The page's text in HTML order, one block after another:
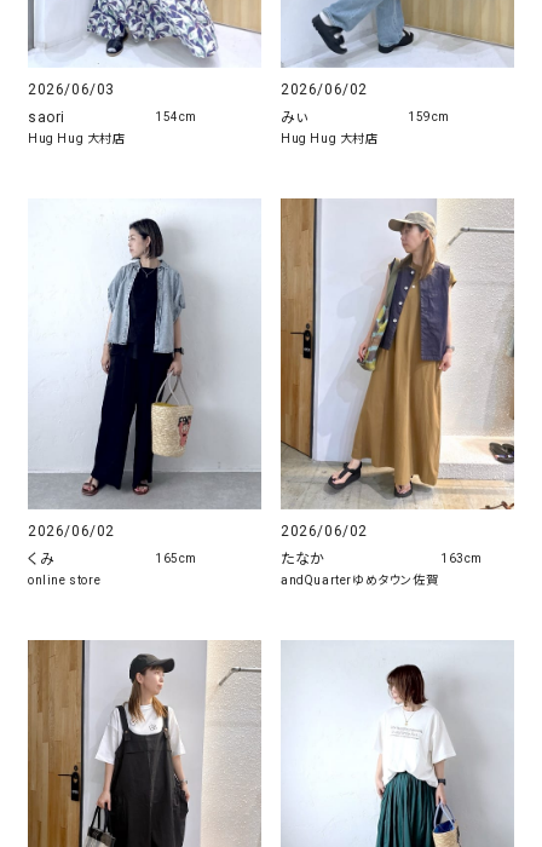
2026/06/03
saori
Hug Hug 大村店
154cm
2026/06/02
みぃ
Hug Hug 大村店
159cm
2026/06/02
くみ
online store
165cm
2026/06/02
たなか
andQuarterゆめタウン佐賀
163cm